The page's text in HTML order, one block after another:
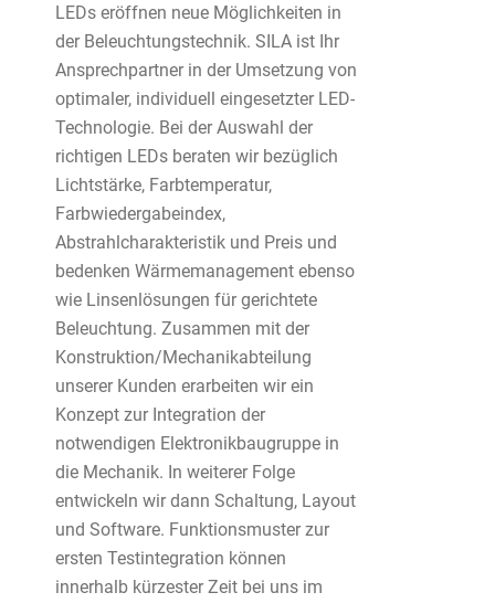
LEDs eröffnen neue Möglichkeiten in
der Beleuchtungstechnik. SILA ist Ihr
Ansprechpartner in der Umsetzung von
optimaler, individuell eingesetzter LED-
Technologie. Bei der Auswahl der
richtigen LEDs beraten wir bezüglich
Lichtstärke, Farbtemperatur,
Farbwiedergabeindex,
Abstrahlcharakteristik und Preis und
bedenken Wärmemanagement ebenso
wie Linsenlösungen für gerichtete
Beleuchtung. Zusammen mit der
Konstruktion/Mechanikabteilung
unserer Kunden erarbeiten wir ein
Konzept zur Integration der
notwendigen Elektronikbaugruppe in
die Mechanik. In weiterer Folge
entwickeln wir dann Schaltung, Layout
und Software. Funktionsmuster zur
ersten Testintegration können
innerhalb kürzester Zeit bei uns im